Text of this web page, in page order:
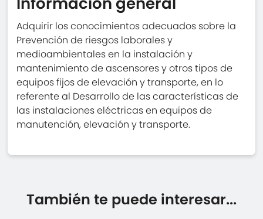
Adquirir los conocimientos adecuados sobre la
Prevención de riesgos laborales y
medioambientales en la instalación y
mantenimiento de ascensores y otros tipos de
equipos fijos de elevación y transporte, en lo
referente al Desarrollo de las características de
las instalaciones eléctricas en equipos de
manutención, elevación y transporte.
También te puede interesar...